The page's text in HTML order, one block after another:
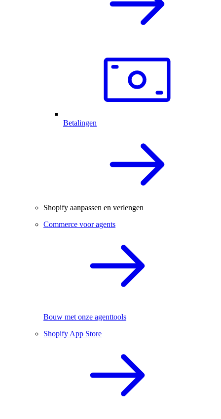
Betalingen
Shopify aanpassen en verlengen
Commerce voor agents
Bouw met onze agenttools
Shopify App Store